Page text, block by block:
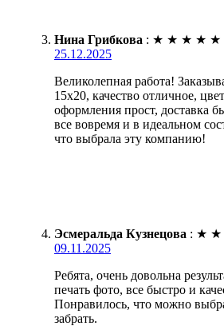
Нина Грибкова : ★ ★ ★ ★ ★
25.12.2025
Великолепная работа!
15х20, качество отличное,
оформления прост, доставка
все вовремя и в идеальном
что выбрала эту компанию!
Эсмеральда Кузнецова : ★ ★
09.11.2025
Ребята, очень довольна
печать фото, все быстро и
Понравилось, что можно
забрать.